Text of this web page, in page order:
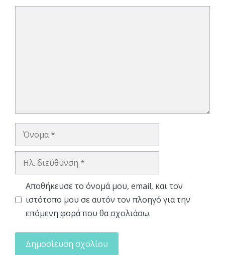
Όνομα
Ηλ.
Αποθήκευσε το όνομά μου, email, και τον
ιστότοπο μου σε αυτόν τον πλοηγό για την
επόμενη φορά που θα σχολιάσω.